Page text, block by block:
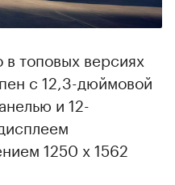
в топовых версиях
с 12,3-дюймовой
и 12-
1250 x 1562